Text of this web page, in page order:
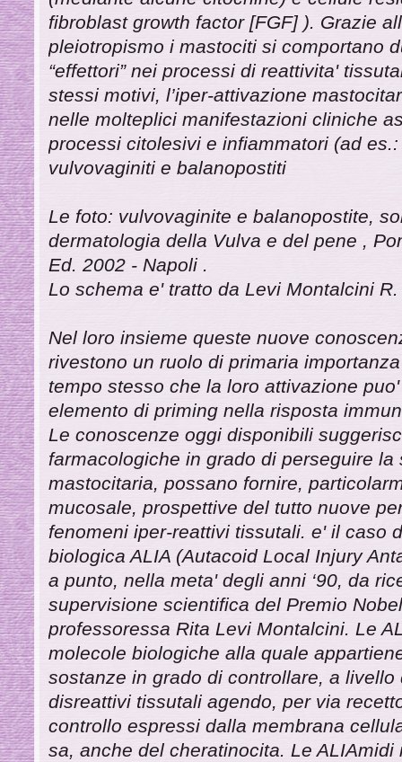
fibroblast growth factor [FGF] ). Grazie
pleiotropismo i mastociti si comportano
“effettori” nei processi di reattivita'
stessi motivi, l’iper-attivazione
nelle molteplici manifestazioni cliniche
processi citolesivi e infiammatori (ad
vulvovaginiti e balanopostiti
Le foto: vulvovaginite e balanopostite,
dermatologia della Vulva e del pene ,
Ed. 2002 - Napoli .
Lo schema e' tratto da Levi Montalcini
Nel loro insieme queste nuove
rivestono un ruolo di primaria
tempo stesso che la loro attivazione
elemento di priming nella risposta
Le conoscenze oggi disponibili
farmacologiche in grado di perseguire
mastocitaria, possano fornire,
mucosale, prospettive del tutto nuove
fenomeni iper-reattivi tissutali. e' il caso
biologica ALIA (Autacoid Local Injury
a punto, nella meta' degli anni ‘90, da
supervisione scientifica del Premio
professoressa Rita Levi Montalcini. Le
molecole biologiche alla quale
sostanze in grado di controllare, a
disreattivi tissutali agendo, per via
controllo espressi dalla membrana
sa, anche del cheratinocita. Le